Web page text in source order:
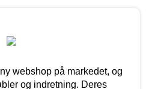
webshop på markedet, og
og indretning. Deres